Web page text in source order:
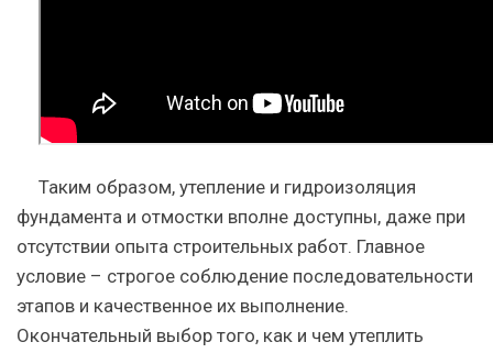
Таким образом, утепление и гидроизоляция
фундамента и отмостки вполне доступны, даже при
отсутствии опыта строительных работ. Главное
условие – строгое соблюдение последовательности
этапов и качественное их выполнение.
Окончательный выбор того, как и чем утеплить